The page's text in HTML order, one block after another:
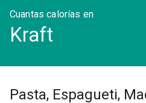
Cuantas calorías en
Kraft
Pasta, Espagueti,